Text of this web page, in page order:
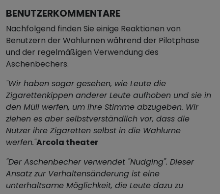
BENUTZERKOMMENTARE
Nachfolgend finden Sie einige Reaktionen von
Benutzern der Wahlurnen während der Pilotphase
und der regelmäßigen Verwendung des
Aschenbechers.
"Wir haben sogar gesehen, wie Leute die
Zigarettenkippen anderer Leute aufhoben und sie in
den Müll werfen, um ihre Stimme abzugeben. Wir
ziehen es aber selbstverständlich vor, dass die
Nutzer ihre Zigaretten selbst in die Wahlurne
werfen."Arcola theater
"Der Aschenbecher verwendet "Nudging". Dieser
Ansatz zur Verhaltensänderung ist eine
unterhaltsame Möglichkeit, die Leute dazu zu